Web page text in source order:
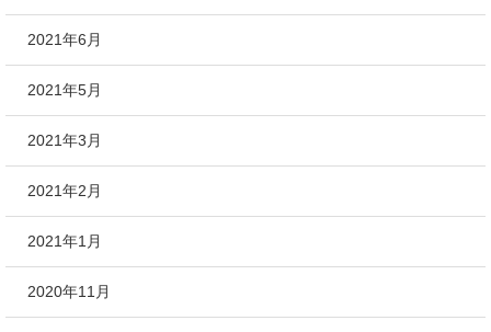
2021年6月
2021年5月
2021年3月
2021年2月
2021年1月
2020年11月